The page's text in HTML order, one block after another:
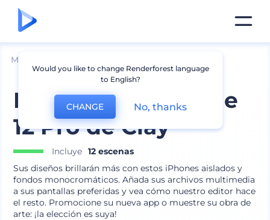
Mockups
Mockups de iPhone
12 Pro de Clay
Incluye 12 escenas
Sus diseños brillarán más con estos iPhones aislados y
fondos monocromáticos. Añada sus archivos multimedia
a sus pantallas preferidas y vea cómo nuestro editor hace
el resto. Promocione su nueva app o muestre su obra de
arte: ¡la elección es suya!
Would you like to change Renderforest language
to English?
CHANGE No, thanks